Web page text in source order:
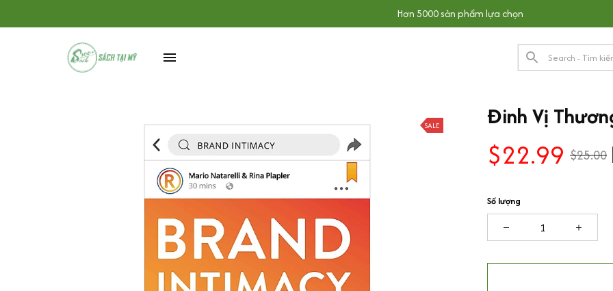
Hơn 5000 sản phẩm lựa chọn
SALE Đinh Vị
$22.99 $25.00
Số lượng